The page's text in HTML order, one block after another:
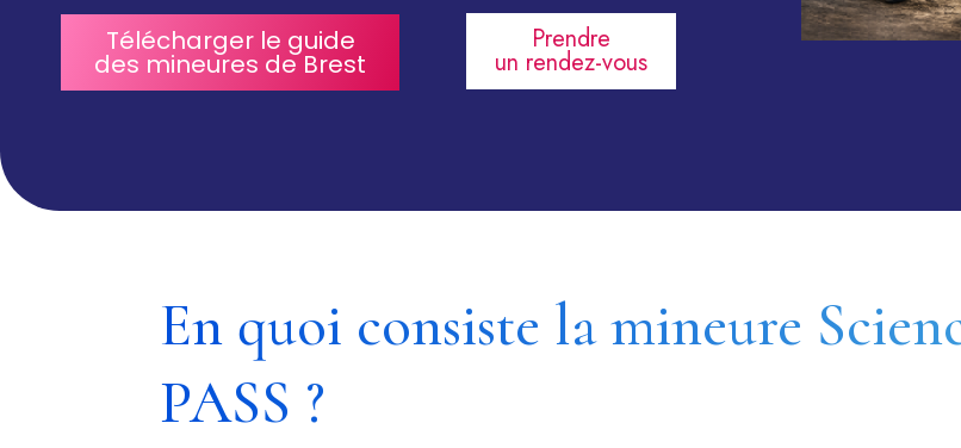
Télécharger le guide
des mineures de Brest
Prendre
un rendez-vous
En quoi consiste la mineure
PASS ?